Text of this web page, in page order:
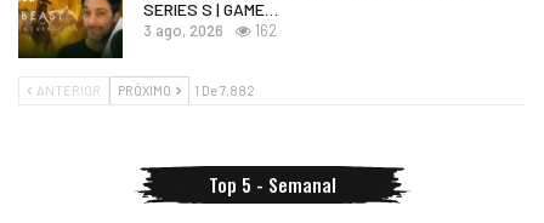
SERIES S | GAME…
3 ago, 2026 162
ANTERIOR PRÓXIMO 1 De 7.882
Top 5 - Semanal